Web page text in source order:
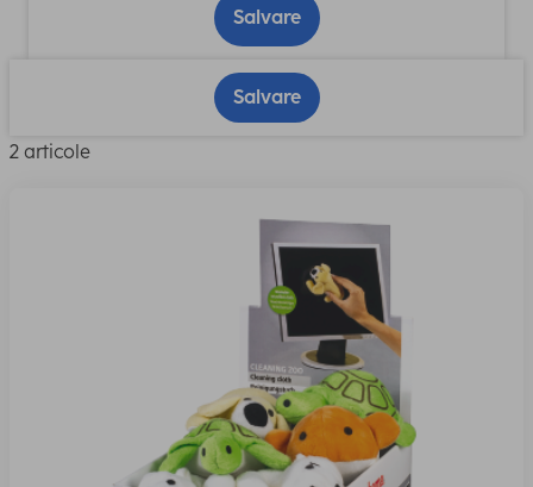
Salvare
Salvare
2 articole